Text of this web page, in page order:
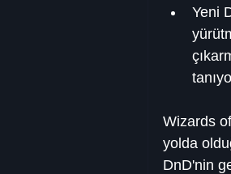
Yeni
Wizards
yolda
DnD'nin